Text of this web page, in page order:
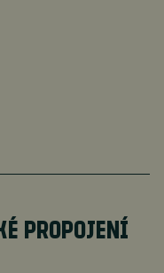
PROPOJENÍ